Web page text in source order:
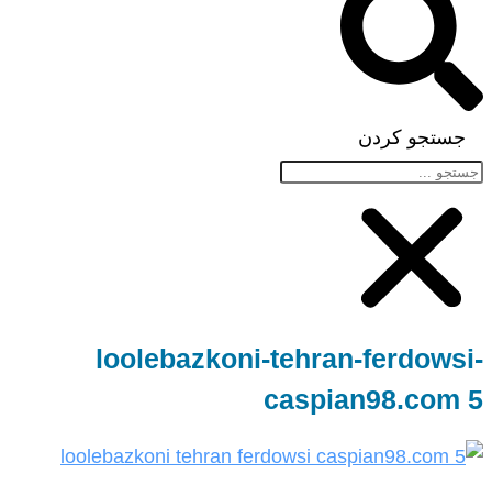
جستجو کردن
loolebazkoni-tehran-ferdowsi-
caspian98.com 5